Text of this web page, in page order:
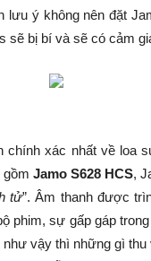
lưu ý không nên đặt
sẽ bị bí và sẽ có cảm
chính xác nhất về loa
gồm Jamo S628 HCS,
tử”. Âm thanh được
phim, sự gấp gáp
vậy thì những gì thu